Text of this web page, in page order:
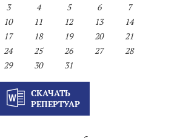
3 4 5 6
7
10 11 12 13
14
17 18 19 20
21
24 25 26 27
28
29
30 31
СКАЧАТЬ
РЕПЕРТУАР